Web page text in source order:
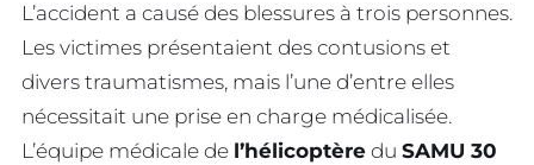
L’accident a causé des blessures à trois personnes.
Les victimes présentaient des contusions et
divers traumatismes, mais l’une d’entre elles
nécessitait une prise en charge médicalisée.
L’équipe médicale de l’hélicoptère du SAMU 30